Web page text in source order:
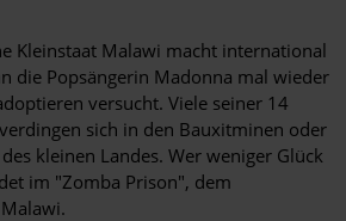
Kleinstaat Malawi macht international
die Popsängerin Madonna mal wieder
versucht. Viele seiner 14
sich in den Bauxitminen oder
kleinen Landes. Wer weniger Glück
im "Zomba Prison", dem